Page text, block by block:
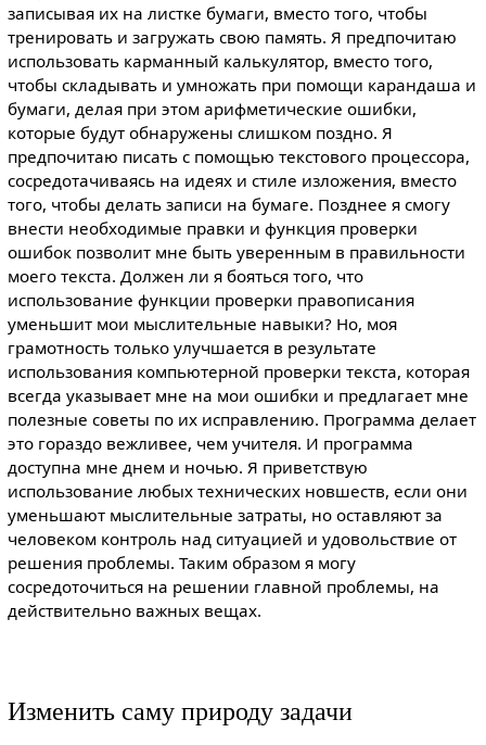
записывая их на листке бумаги, вместо того, чтобы
тренировать и загружать свою память. Я предпочитаю
использовать карманный калькулятор, вместо того,
чтобы складывать и умножать при помощи карандаша и
бумаги, делая при этом арифметические ошибки,
которые будут обнаружены слишком поздно. Я
предпочитаю писать с помощью текстового процессора,
сосредотачиваясь на идеях и стиле изложения, вместо
того, чтобы делать записи на бумаге. Позднее я смогу
внести необходимые правки и функция проверки
ошибок позволит мне быть уверенным в правильности
моего текста. Должен ли я бояться того, что
использование функции проверки правописания
уменьшит мои мыслительные навыки? Но, моя
грамотность только улучшается в результате
использования компьютерной проверки текста, которая
всегда указывает мне на мои ошибки и предлагает мне
полезные советы по их исправлению. Программа делает
это гораздо вежливее, чем учителя. И программа
доступна мне днем и ночью. Я приветствую
использование любых технических новшеств, если они
уменьшают мыслительные затраты, но оставляют за
человеком контроль над ситуацией и удовольствие от
решения проблемы. Таким образом я могу
сосредоточиться на решении главной проблемы, на
действительно важных вещах.
Изменить саму природу задачи